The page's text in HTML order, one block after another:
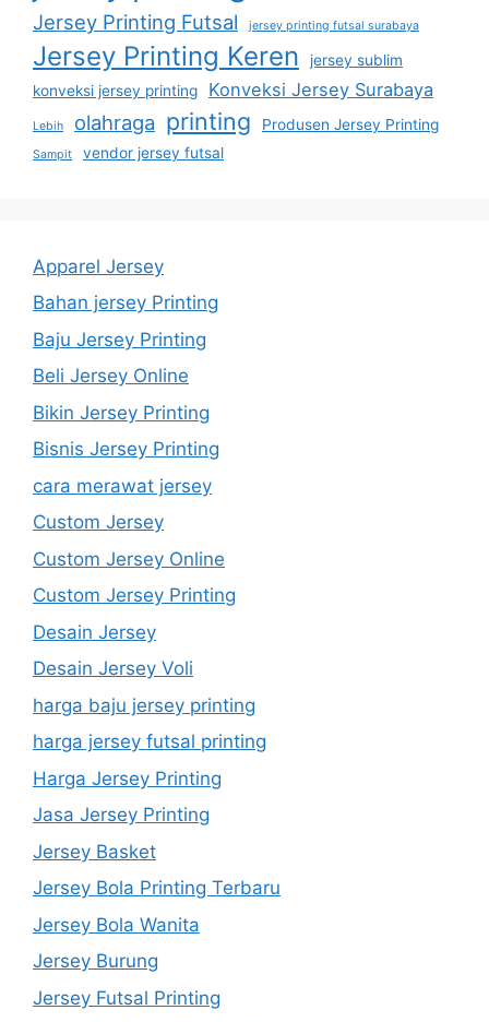
Jersey Printing Futsal jersey printing futsal surabaya
Jersey Printing Keren
jersey sublim
konveksi jersey printing
Konveksi Jersey Surabaya
Lebih olahraga printing Produsen Jersey Printing
Sampit vendor jersey futsal
Apparel Jersey
Bahan jersey Printing
Baju Jersey Printing
Beli Jersey Online
Bikin Jersey Printing
Bisnis Jersey Printing
cara merawat jersey
Custom Jersey
Custom Jersey Online
Custom Jersey Printing
Desain Jersey
Desain Jersey Voli
harga baju jersey printing
harga jersey futsal printing
Harga Jersey Printing
Jasa Jersey Printing
Jersey Basket
Jersey Bola Printing Terbaru
Jersey Bola Wanita
Jersey Burung
Jersey Futsal Printing